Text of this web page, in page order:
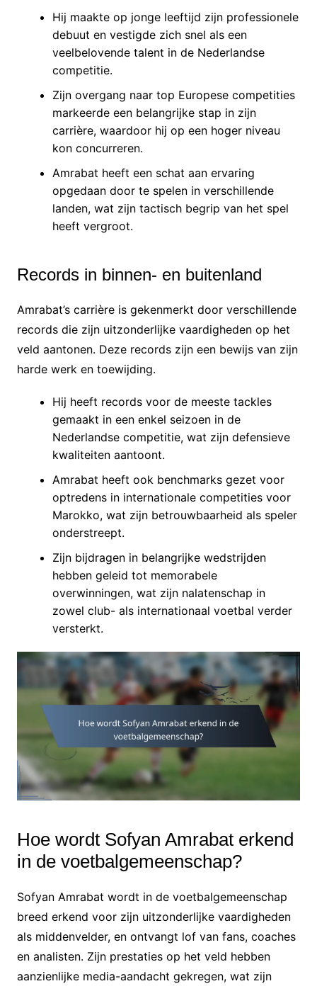
Hij maakte op jonge leeftijd zijn professionele
debuut en vestigde zich snel als een
veelbelovende talent in de Nederlandse
competitie.
Zijn overgang naar top Europese competities
markeerde een belangrijke stap in zijn
carrière, waardoor hij op een hoger niveau
kon concurreren.
Amrabat heeft een schat aan ervaring
opgedaan door te spelen in verschillende
landen, wat zijn tactisch begrip van het spel
heeft vergroot.
Records in binnen- en buitenland
Amrabat’s carrière is gekenmerkt door verschillende
records die zijn uitzonderlijke vaardigheden op het
veld aantonen. Deze records zijn een bewijs van zijn
harde werk en toewijding.
Hij heeft records voor de meeste tackles
gemaakt in een enkel seizoen in de
Nederlandse competitie, wat zijn defensieve
kwaliteiten aantoont.
Amrabat heeft ook benchmarks gezet voor
optredens in internationale competities voor
Marokko, wat zijn betrouwbaarheid als speler
onderstreept.
Zijn bijdragen in belangrijke wedstrijden
hebben geleid tot memorabele
overwinningen, wat zijn nalatenschap in
zowel club- als internationaal voetbal verder
versterkt.
Hoe wordt Sofyan Amrabat erkend
in de voetbalgemeenschap?
Sofyan Amrabat wordt in de voetbalgemeenschap
breed erkend voor zijn uitzonderlijke vaardigheden
als middenvelder, en ontvangt lof van fans, coaches
en analisten. Zijn prestaties op het veld hebben
aanzienlijke media-aandacht gekregen, wat zijn